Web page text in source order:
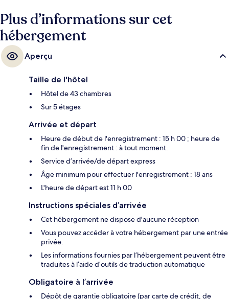
Plus d’informations sur cet
hébergement
Aperçu
Taille de l'hôtel
Hôtel de 43 chambres
Sur 5 étages
Arrivée et départ
Heure de début de l'enregistrement : 15 h 00 ; heure de
fin de l'enregistrement : à tout moment.
Service d’arrivée/de départ express
Âge minimum pour effectuer l'enregistrement : 18 ans
L'heure de départ est 11 h 00
Instructions spéciales d’arrivée
Cet hébergement ne dispose d'aucune réception
Vous pouvez accéder à votre hébergement par une entrée
privée.
Les informations fournies par l’hébergement peuvent être
traduites à l’aide d’outils de traduction automatique
Obligatoire à l’arrivée
Dépôt de garantie obligatoire (par carte de crédit, de